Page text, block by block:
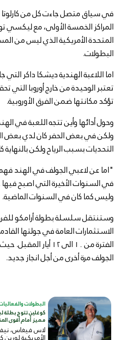
في سياق متصل جاءت كل من
المراكز الخمسة الأولى، مع ليكسي
المتحدة الأمريكية الذي ليس من
البطولات.
اما اللاعبة الهندية ديشكا داكر
تعتبر الوحيدة من خارج أوروبا التي
تؤكد مكانتها ضمن الفرق الأوروبية.
وحول أدائها وأين تتجه اللعبة في
ولكن في بعض الحفر كان لدي بعض
التحديات بسبب الرياح ولكن بالنهاية
"اما عن لاعبي الجولف في الهند
في السنوات الأخيرة التي اصبح
وليس كما كان في السنوات الماضية.
وستنتقل سلسلة بطولة أرامكو
الاستثمارات العامة في جولتها
الفترة من ١٠ الى ١٢
الجولف مرة أخرى من أجل انجاز جديد.
البطولات
كوغلين تتوج بطلة
مميز أمام أقوى
الأمريكية لورين